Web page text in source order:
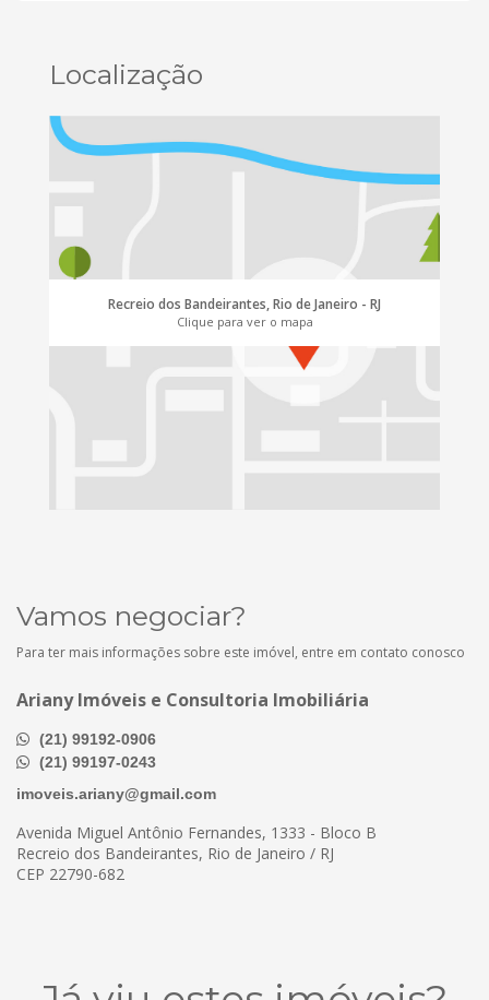
Localização
Recreio dos Bandeirantes, Rio de Janeiro - RJ
Clique para ver o mapa
Vamos negociar?
Para ter mais informações sobre este imóvel, entre em contato conosco
Ariany Imóveis e Consultoria Imobiliária
(21) 99192-0906
(21) 99197-0243
imoveis.ariany@gmail.com
Avenida Miguel Antônio Fernandes, 1333 - Bloco B
Recreio dos Bandeirantes, Rio de Janeiro / RJ
CEP 22790-682